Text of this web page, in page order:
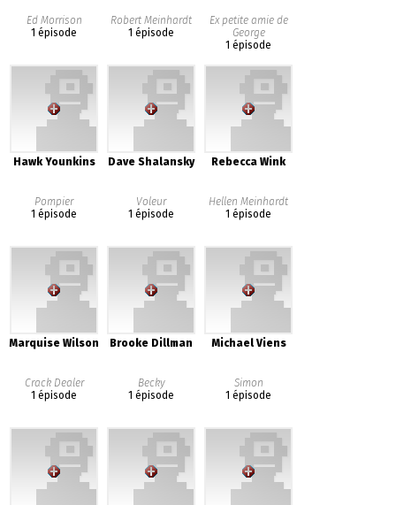
Ed Morrison
1 épisode
Robert Meinhardt
1 épisode
Ex petite amie de
George
1 épisode
Hawk Younkins
Pompier
1 épisode
Dave Shalansky
Voleur
1 épisode
Rebecca Wink
Hellen Meinhardt
1 épisode
Marquise Wilson
Crack Dealer
1 épisode
Brooke Dillman
Becky
1 épisode
Michael Viens
Simon
1 épisode